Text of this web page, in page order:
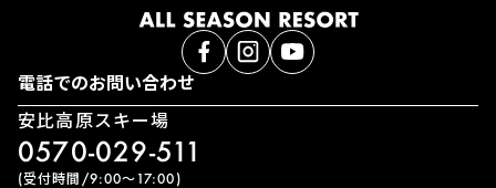
電話でのお問い合わせ
安比高原スキー場
0570-029-511
(受付時間/9:00〜17:00)